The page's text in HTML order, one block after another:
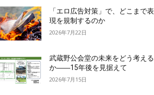
「エロ広告対策」で、どこまで表
現を規制するのか
2026年7月22日
武蔵野公会堂の未来をどう考える
か――15年後を見据えて
2026年7月15日